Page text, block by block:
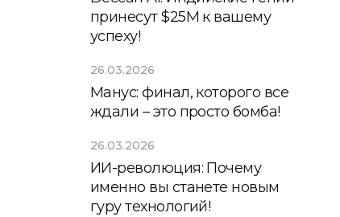
принесут $25М к вашему
успеху!
Манус: финал, которого все
ждали – это просто бомба!
26.03.2026
ИИ-революция: Почему
именно вы станете новым
гуру технологий!
26.03.2026